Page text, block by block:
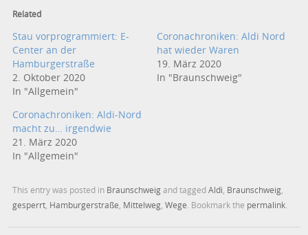
Related
Stau vorprogrammiert: E-
Center an der
Hamburgerstraße
2. Oktober 2020
In "Allgemein"
Coronachroniken: Aldi Nord
hat wieder Waren
19. März 2020
In "Braunschweig"
Coronachroniken: Aldi-Nord
macht zu… irgendwie
21. März 2020
In "Allgemein"
This entry was posted in Braunschweigand taggedAldi Braunschweig
gesperrt Hamburgerstraße Mittelweg ,Wege . Bookmark the permalink